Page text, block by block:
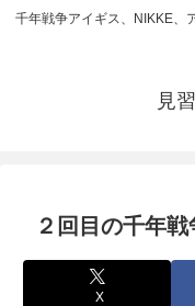
千年戦争アイギス、NIKKE、
見
２回目の千年
X